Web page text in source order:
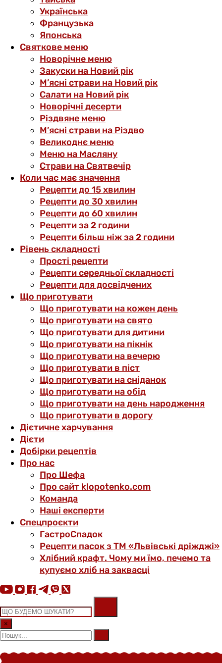
Українська
Французька
Японська
Святкове меню
Новорічне меню
Закуски на Новий рік
М’ясні страви на Новий рік
Салати на Новий рік
Новорічні десерти
Різдвяне меню
М’ясні страви на Різдво
Великоднє меню
Меню на Масляну
Страви на Святвечір
Коли час має значення
Рецепти до 15 хвилин
Рецепти до 30 хвилин
Рецепти до 60 хвилин
Рецепти за 2 години
Рецепти більш ніж за 2 години
Рівень складності
Прості рецепти
Рецепти середньої складності
Рецепти для досвідчених
Що приготувати
Що приготувати на кожен день
Що приготувати на свято
Що приготувати для дитини
Що приготувати на пікнік
Що приготувати на вечерю
Що приготувати в піст
Що приготувати на сніданок
Що приготувати на обід
Що приготувати на день народження
Що приготувати в дорогу
Дієтичне харчування
Дієти
Добірки рецептів
Про нас
Про Шефа
Про сайт klopotenko.com
Команда
Наші експерти
Спецпроєкти
ГастроСпадок
Рецепти пасок з ТМ «Львівські дріжджі»
Хлібний крафт. Чому ми їмо, печемо та
купуємо хліб на заквасці
×